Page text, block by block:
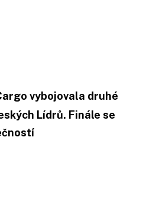
vybojovala druhé
Lídrů. Finále se